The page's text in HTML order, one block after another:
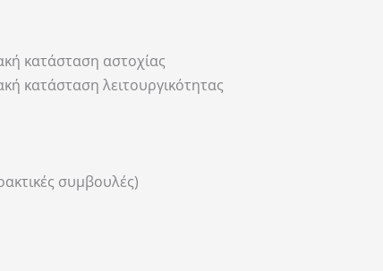
κατάσταση αστοχίας
κατάσταση λειτουργικότητας
συμβουλές)